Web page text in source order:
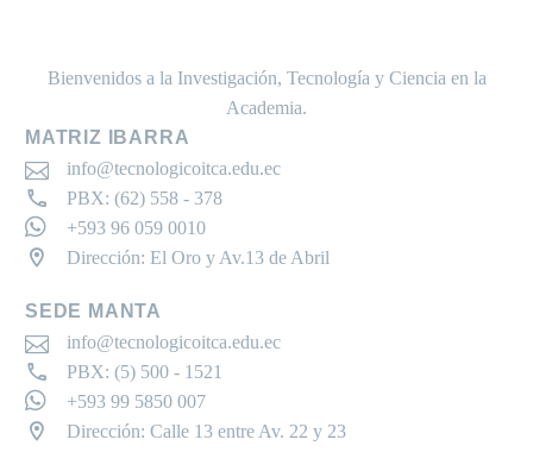
Bienvenidos a la Investigación, Tecnología y Ciencia en la
Academia.
MATRIZ IBARRA
info@tecnologicoitca.edu.ec
PBX: (62) 558 - 378
+593 96 059 0010
Dirección: El Oro y Av.13 de Abril
SEDE MANTA
info@tecnologicoitca.edu.ec
PBX: (5) 500 - 1521
+593 99 5850 007
Dirección: Calle 13 entre Av. 22 y 23